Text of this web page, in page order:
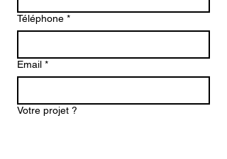
Téléphone *
Email *
Votre projet ?